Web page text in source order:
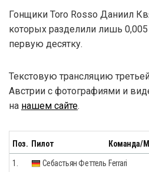
Гонщики Toro Rosso Даниил
которых разделили лишь
первую десятку.
Текстовую трансляцию
Австрии с фотографиями и
на нашем сайте.
Поз. Пилот Команда/
1. Себастьян Феттель Ferrari